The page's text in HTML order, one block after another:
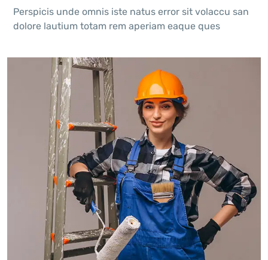
Perspicis unde omnis iste natus error sit volaccu san
dolore lautium totam rem aperiam eaque ques